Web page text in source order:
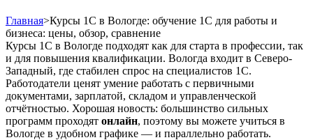
Главная>Курсы 1С в Вологде: обучение 1С для работы и
бизнеса: цены, обзор, сравнение
Курсы 1С в Вологде подходят как для старта в профессии, так
и для повышения квалификации. Вологда входит в Северо-
Западный, где стабилен спрос на специалистов 1С.
Работодатели ценят умение работать с первичными
документами, зарплатой, складом и управленческой
отчётностью. Хорошая новость: большинство сильных
программ проходят онлайн, поэтому вы можете учиться в
Вологде в удобном графике — и параллельно работать.